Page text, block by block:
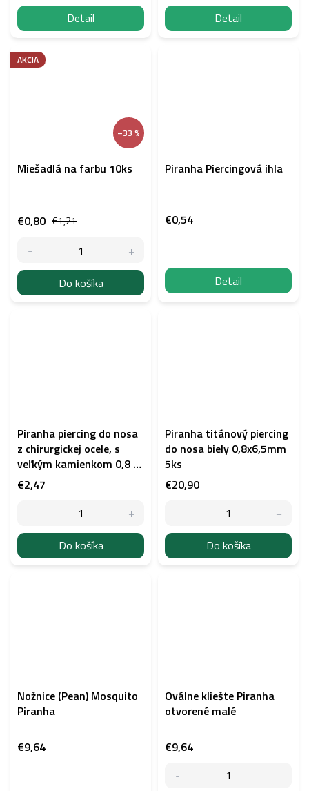
Detail Detail
AKCIA
–33 %
Miešadlá na farbu 10ks
€1,21
€0,80
Do košíka
Piranha Piercingová ihla
€0,54
Detail
Piranha piercing do nosa
z chirurgickej ocele, s
veľkým kamienkom 0,8 ×
7 mm
€2,47
Do košíka
Piranha titánový piercing
do nosa biely 0,8x6,5mm
5ks
€20,90
Do košíka
Nožnice (Pean) Mosquito
Piranha
€9,64
Oválne kliešte Piranha
otvorené malé
€9,64